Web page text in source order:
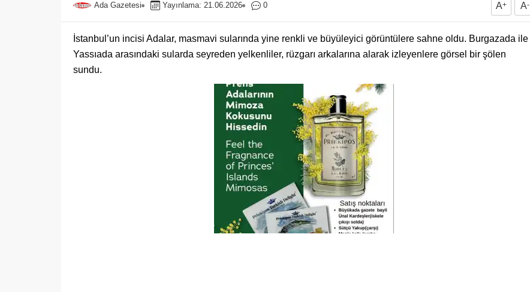
Ada Gazetesi Yayınlama: 21.06.2026 0 A+ A-
İstanbul’un incisi Adalar, masmavi sularında yine renkli ve büyüleyici görüntülere sahne oldu. Burgazada ile
Yassıada arasındaki sularda seyreden yelkenliler, rüzgarı arkalarına alarak izleyenlere görsel bir şölen
sundu.